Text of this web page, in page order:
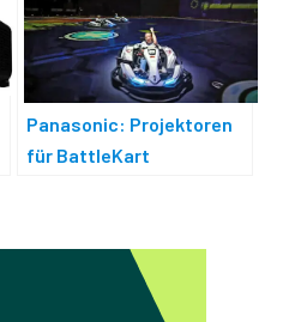
Panasonic: Projektoren
für BattleKart